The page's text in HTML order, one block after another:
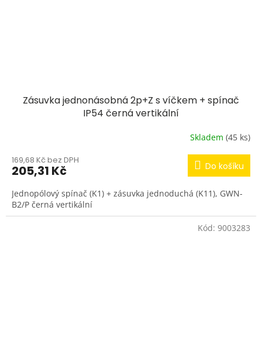
Zásuvka jednonásobná 2p+Z s víčkem + spínač
IP54 černá vertikální
Skladem (45 ks)
169,68 Kč bez DPH
205,31 Kč Do košíku
Jednopólový spínač (K1) + zásuvka jednoduchá (K11), GWN-
B2/P černá vertikální
Kód: 9003283